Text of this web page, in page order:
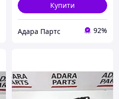
Купити
Адара Партс 92%